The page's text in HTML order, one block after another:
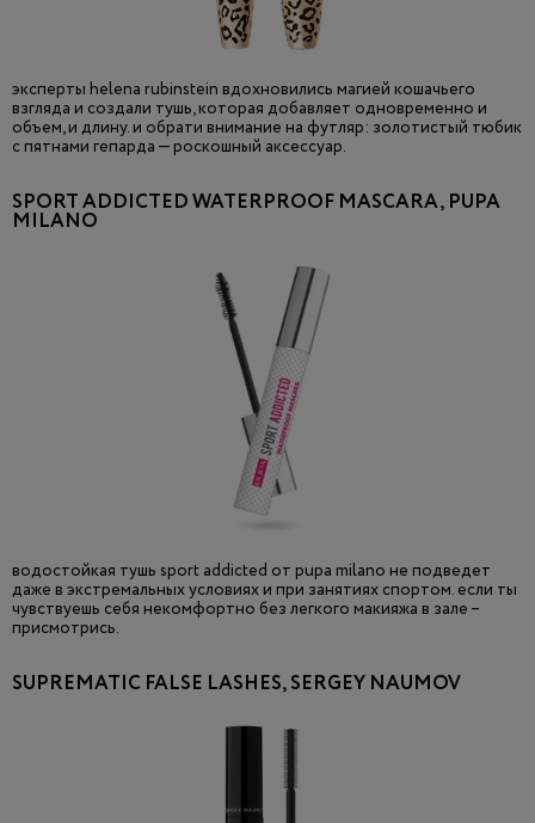
эксперты helena rubinstein вдохновились магией кошачьего
взгляда и создали тушь, которая добавляет одновременно и
объем, и длину. и обрати внимание на футляр: золотистый тюбик
с пятнами гепарда — роскошный аксессуар.
SPORT ADDICTED WATERPROOF MASCARA, PUPA
MILANO
водостойкая тушь sport addicted от pupa milano не подведет
даже в экстремальных условиях и при занятиях спортом. если ты
чувствуешь себя некомфортно без легкого макияжа в зале –
присмотрись.
SUPREMATIC FALSE LASHES, SERGEY NAUMOV